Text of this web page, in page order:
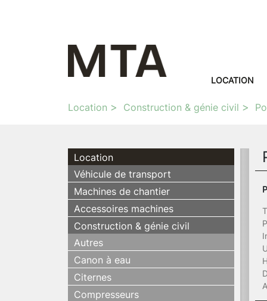
LOCATION
Location Construction & génie civil
Location
Véhicule de transport
Machines de chantier
Accessoires machines
Construction & génie civil
Autres
Canon à eau
Citernes
Compresseurs